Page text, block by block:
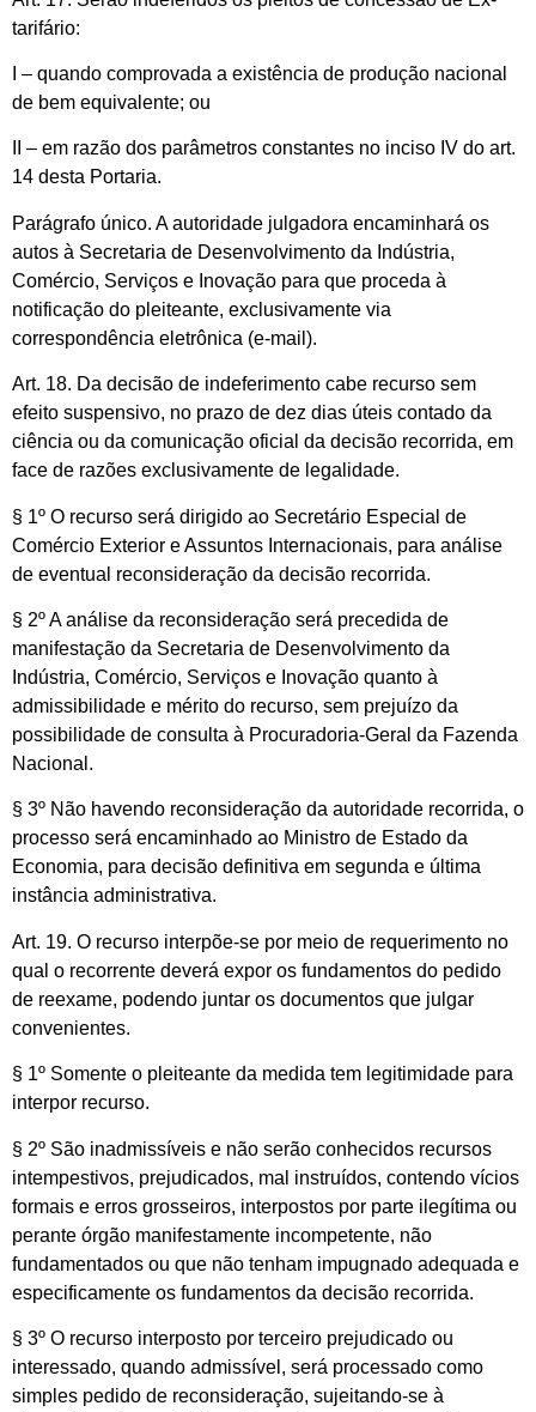
tarifário:
I – quando comprovada a existência de produção nacional
de bem equivalente; ou
II – em razão dos parâmetros constantes no inciso IV do art.
14 desta Portaria.
Parágrafo único. A autoridade julgadora encaminhará os
autos à Secretaria de Desenvolvimento da Indústria,
Comércio, Serviços e Inovação para que proceda à
notificação do pleiteante, exclusivamente via
correspondência eletrônica (e-mail).
Art. 18. Da decisão de indeferimento cabe recurso sem
efeito suspensivo, no prazo de dez dias úteis contado da
ciência ou da comunicação oficial da decisão recorrida, em
face de razões exclusivamente de legalidade.
§ 1º O recurso será dirigido ao Secretário Especial de
Comércio Exterior e Assuntos Internacionais, para análise
de eventual reconsideração da decisão recorrida.
§ 2º A análise da reconsideração será precedida de
manifestação da Secretaria de Desenvolvimento da
Indústria, Comércio, Serviços e Inovação quanto à
admissibilidade e mérito do recurso, sem prejuízo da
possibilidade de consulta à Procuradoria-Geral da Fazenda
Nacional.
§ 3º Não havendo reconsideração da autoridade recorrida, o
processo será encaminhado ao Ministro de Estado da
Economia, para decisão definitiva em segunda e última
instância administrativa.
Art. 19. O recurso interpõe-se por meio de requerimento no
qual o recorrente deverá expor os fundamentos do pedido
de reexame, podendo juntar os documentos que julgar
convenientes.
§ 1º Somente o pleiteante da medida tem legitimidade para
interpor recurso.
§ 2º São inadmissíveis e não serão conhecidos recursos
intempestivos, prejudicados, mal instruídos, contendo vícios
formais e erros grosseiros, interpostos por parte ilegítima ou
perante órgão manifestamente incompetente, não
fundamentados ou que não tenham impugnado adequada e
especificamente os fundamentos da decisão recorrida.
§ 3º O recurso interposto por terceiro prejudicado ou
interessado, quando admissível, será processado como
simples pedido de reconsideração, sujeitando-se à